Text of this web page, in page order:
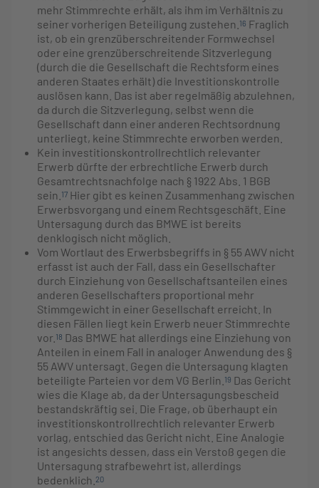
mehr Stimmrechte erhält, als ihm im Verhältnis zu
seiner vorherigen Beteiligung zustehen. 16 Fraglich
ist, ob ein grenzüberschreitender Formwechsel
oder eine grenzüberschreitende Sitzverlegung
(durch die die Gesellschaft die Rechtsform eines
anderen Staates erhält) die Investitionskontrolle
auslösen kann. Das ist aber regelmäßig abzulehnen,
da durch die Sitzverlegung, selbst wenn die
Gesellschaft dann einer anderen Rechtsordnung
unterliegt, keine Stimmrechte erworben werden.
Kein investitionskontrollrechtlich relevanter
Erwerb dürfte der erbrechtliche Erwerb durch
Gesamtrechtsnachfolge nach § 1922 Abs. 1 BGB
sein. 17 Hier gibt es keinen Zusammenhang zwischen
Erwerbsvorgang und einem Rechtsgeschäft. Eine
Untersagung durch das BMWE ist bereits
denklogisch nicht möglich.
Vom Wortlaut des Erwerbsbegriffs in § 55 AWV nicht
erfasst ist auch der Fall, dass ein Gesellschafter
durch Einziehung von Gesellschaftsanteilen eines
anderen Gesellschafters proportional mehr
Stimmgewicht in einer Gesellschaft erreicht. In
diesen Fällen liegt kein Erwerb neuer Stimmrechte
vor. 18 Das BMWE hat allerdings eine Einziehung von
Anteilen in einem Fall in analoger Anwendung des §
55 AWV untersagt. Gegen die Untersagung klagten
beteiligte Parteien vor dem VG Berlin. 19 Das Gericht
wies die Klage ab, da der Untersagungsbescheid
bestandskräftig sei. Die Frage, ob überhaupt ein
investitionskontrollrechtlich relevanter Erwerb
vorlag, entschied das Gericht nicht. Eine Analogie
ist angesichts dessen, dass ein Verstoß gegen die
Untersagung strafbewehrt ist, allerdings
bedenklich. 20